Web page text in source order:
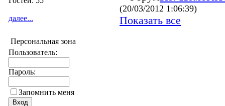
далее...
Персональная зона
Пользователь:
Пароль:
Запомнить меня
(20/03/2012 1:06:39)
Показать все